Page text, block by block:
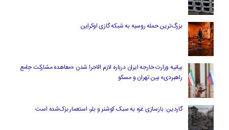
بزرگ‌ترین حمله روسیه به شبکه گازی اوکراین
بیانیه وزارت خارجه ایران درباره لازم‌ الاجرا شدن «معاهده مشارکت جامع
راهبردی» بین تهران و مسکو
گاردین: بازسازی غزه به سبک کوشنر و بلر، استعمار بزک‌شده است